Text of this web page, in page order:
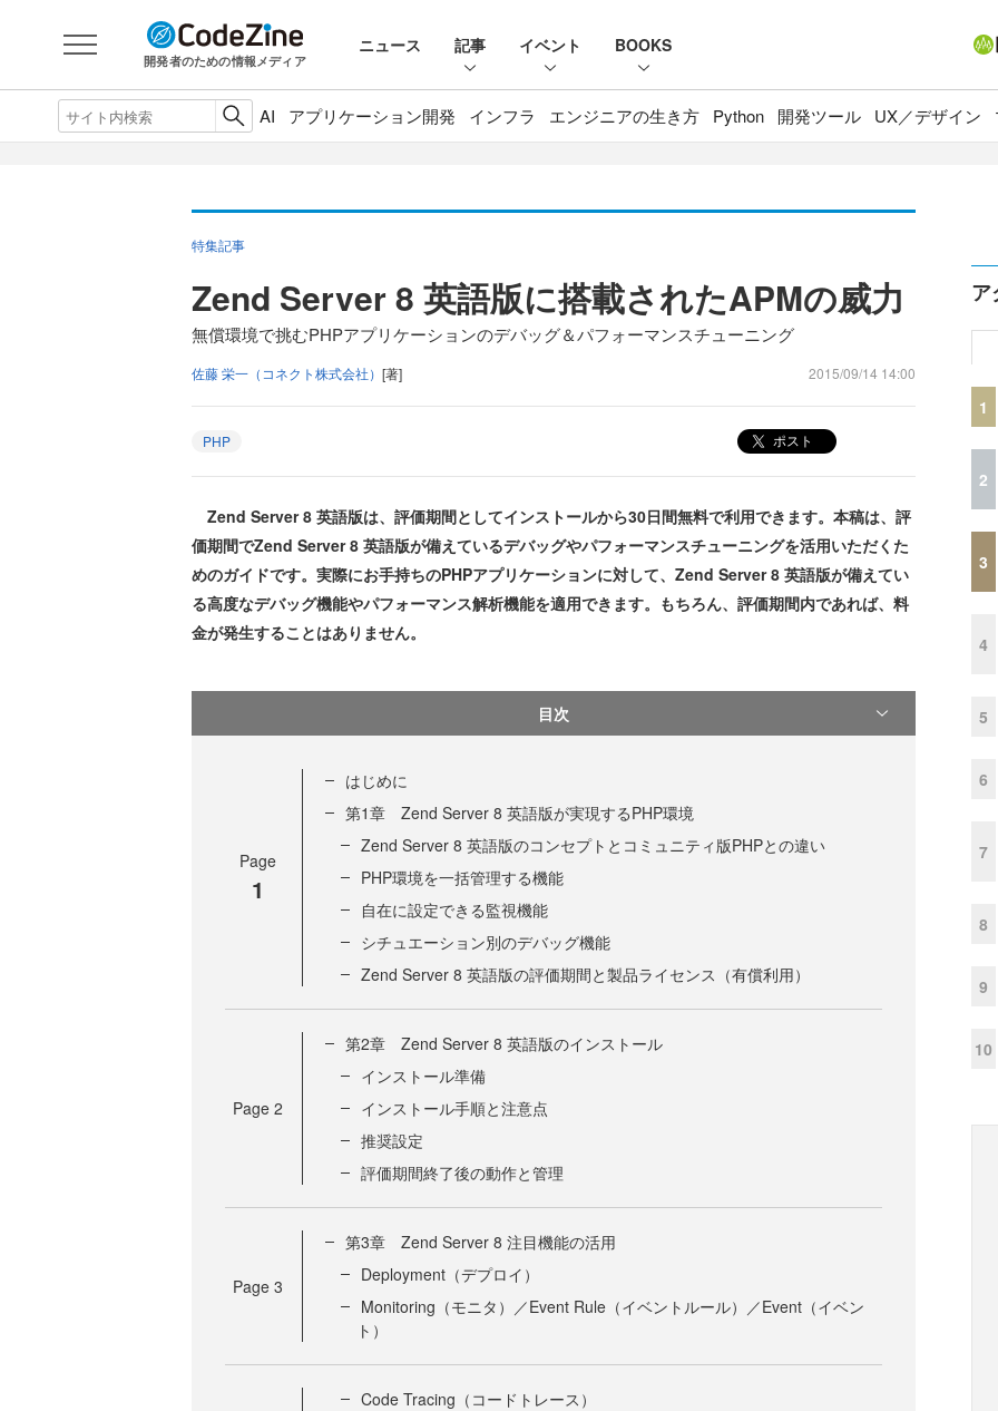
開発者のための情報メディア
ニュース 記事 イベント BOOKS
AI アプリケーション開発 インフラ エンジニアの生き方 Python 開発ツール UX／デザイン
特集記事
Zend Server 8 英語版に搭載されたAPMの威力
無償環境で挑むPHPアプリケーションのデバッグ＆パフォーマンスチューニング
佐藤 栄一（コネクト株式会社） [著] 2015/09/14 14:00
PHP ポスト
Zend Server 8 英語版は、評価期間としてインストールから30日間無料で利用できます。本稿は、評
価期間でZend Server 8 英語版が備えているデバッグやパフォーマンスチューニングを活用いただくた
めのガイドです。実際にお手持ちのPHPアプリケーションに対して、Zend Server 8 英語版が備えてい
る高度なデバッグ機能やパフォーマンス解析機能を適用できます。もちろん、評価期間内であれば、料
金が発生することはありません。
目次
Page
1
はじめに
第1章 Zend Server 8 英語版が実現するPHP環境
Zend Server 8 英語版のコンセプトとコミュニティ版PHPとの違い
PHP環境を一括管理する機能
自在に設定できる監視機能
シチュエーション別のデバッグ機能
Zend Server 8 英語版の評価期間と製品ライセンス（有償利用）
Page 2
第2章 Zend Server 8 英語版のインストール
インストール準備
インストール手順と注意点
推奨設定
評価期間終了後の動作と管理
Page 3
第3章 Zend Server 8 注目機能の活用
Deployment（デプロイ）
Monitoring（モニタ）／Event Rule（イベントルール）／Event（イベン
ト）
Code Tracing（コードトレース）
ア
1
2
3
4
5
6
7
8
9
10